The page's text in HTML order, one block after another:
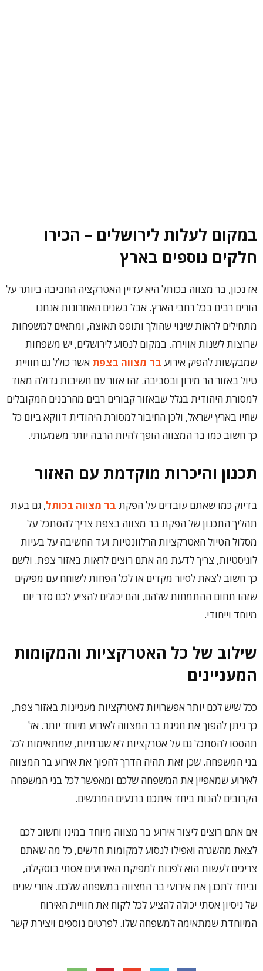
במקום לעלות לירושלים – הכירו
חלקים נוספים בארץ
אז נכון, בר מצווה בכותל היא עדיין האטרקציה החביבה ביותר על
הורים רבים בכל רחבי הארץ. אבל בשנים האחרונות אנחנו
מתחילים לראות שינוי שהולך ותופס תאוצה, ומתאים למשפחות
שרוצות לשנות אווירה. במקום לנסוע לירושלים, יש משפחות
שמבקשות להפיק אירוע בר מצווה בצפת אשר כולל גם חוויית
טיול באזור הר מירון ובסביבה. זהו אזור עם חשיבות גדולה מאוד
למסורת היהודית בגלל שבאזור קבורים רבים מהרבנים המקובלים
שחיו בארץ ישראל, ולכן החיבור למסורת היהודית דווקא ביום כל
כך חשוב כמו בר המצווה הופך להיות הרבה יותר משמעותי.
תכנון והיכרות מוקדמת עם האזור
בדיוק כמו שאתם עובדים על הפקת בר מצווה בכותל, גם בעת
תהליך התכנון של הפקת בר מצווה בצפת צריך להסתכל על
מסלול הטיול האטרקציות הרלוונטיות ועד החשיבה על בעיות
לוגיסטיות, צריך לדעת מה אתם רוצים לראות באזור צפת. ולשם
כך חשוב לצאת לסיור מקדים או לכל הפחות לשוחח עם מפיקים
שזהו תחום ההתמחות שלהם, והם יכולים להציע לכם סדר יום
מיוחד וייחודי.
שילוב של כל האטרקציות והמקומות
המעניינים
ככל שיש לכם יותר אפשרויות לאטרקציות מעניינות באזור צפת,
כך ניתן להפוך את חגיגת בר המצווה לאירוע מיוחד יותר. אל
תהססו להסתכל גם על אטרקציות לא שגרתיות, שמתאימות לכל
בני המשפחה. שכן זאת תהיה הדרך להפוך את אירוע בר המצווה
לאירוע שמאפיין את המשפחה שלכם ומאפשר לכל בני המשפחה
הקרובים להנות ביחד איתכם ברגעים המרגשים.
אם אתם רוצים ליצור אירוע בר מצווה מיוחד במינו וחשוב לכם
לצאת מהשגרה ואפילו לנסוע למקומות חדשים, כל מה שאתם
צריכים לעשות הוא לפנות למפיקת האירועים אסתי בוסקילה,
וביחד לתכנן את אירועי בר המצווה במשפחה שלכם. אחרי שנים
של ניסיון אסתי יכולה להציע לכל לקוח את חוויית האירוח
המיוחדת שמתאימה למשפחה שלו. לפרטים נוספים ויצירת קשר